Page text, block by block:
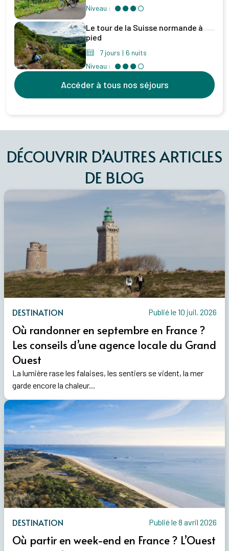
Niveau :
Le tour de la Suisse normande à
pied
7 jours | 6 nuits
Niveau :
Accéder à tous nos séjours
DÉCOUVRIR D’AUTRES ARTICLES
DE BLOG
DESTINATION Publié le 10 juil. 2026
Où randonner en septembre en France ?
Les conseils d’une agence locale du Grand
Ouest
La lumière rase les falaises, les sentiers se vident, la mer
garde encore la chaleur...
DESTINATION Publié le 8 avril 2026
Où partir en week-end en France ? L’Ouest